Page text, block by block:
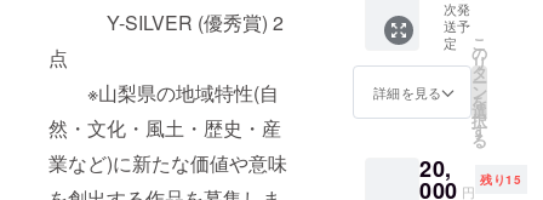
Y-SILVER (優秀賞) 2
点
※山梨県の地域特性(自
然・文化・風土・歴史・産
業など)に新たな価値や意味
た。 伝
統の在
来品種
甲州や
欧州系
品種カ
ベル
ソー
ヴィニ
“ソー
セー
ジ”は、
新鮮な
地鶏で
たえが
特徴で
植物」
とし
て、
人々の
暮らし
を豊か
にして
す。
清々し
プで
す。 4
大ミネ
ルシウ
ム、マ
カリウ
ム、ナ
次発
送予
定
詳細を見る
こ
の
リ
タ
ー
ン
を
選
択
す
る
20,
000 円
残り15